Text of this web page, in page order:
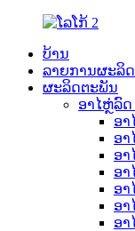
ບ້ານ
ລາຍການຜະລິ
ຜະລິດຕະພັນ
ອາໄຫຼ່ລົດ
ອາ
ອາ
ອາ
ອາ
ອາ
ອາ
ອາ